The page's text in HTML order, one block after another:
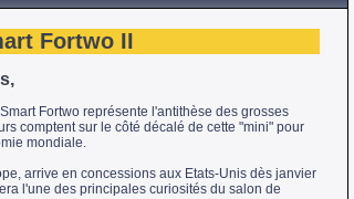
Fortwo II
Fortwo représente l'antithèse des grosses
comptent sur le côté décalé de cette "mini" pour
mondiale.
arrive en concessions aux Etats-Unis dès janvier
l'une des principales curiosités du salon de